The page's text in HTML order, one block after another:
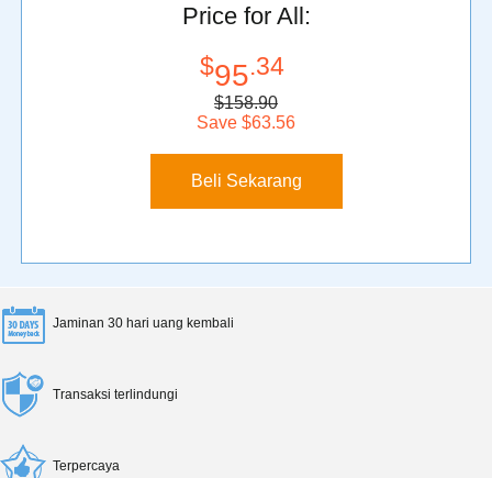
Price for All:
$95.34
$158.90
Save $63.56
Beli Sekarang
Jaminan 30 hari uang kembali
Transaksi terlindungi
Terpercaya